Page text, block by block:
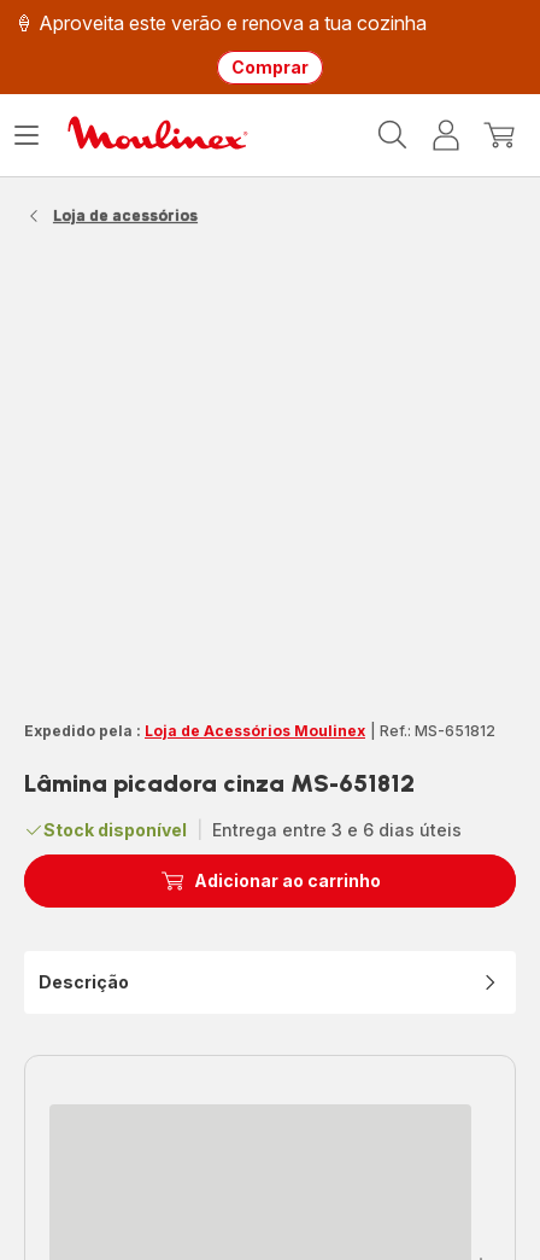
🍦 Aproveita este verão e renova a tua cozinha
Comprar
Moulinex
O
Abrir
Loja de acessórios
Expedido pela : Loja de Acessórios Moulinex Ref.: MS-651812
Lâmina picadora cinza MS-651812
Stock disponível Entrega entre 3 e 6 dias úteis
Adicionar ao carrinho
Descrição